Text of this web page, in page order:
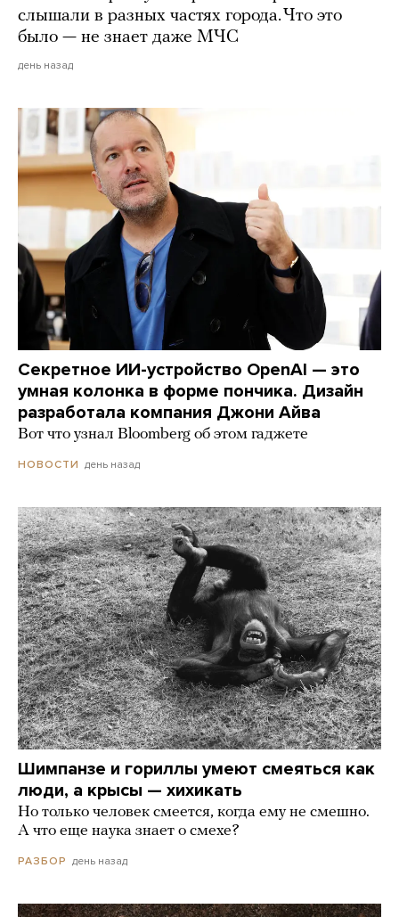
слышали в разных частях города. Что это
было — не знает даже МЧС
день назад
Секретное ИИ-устройство OpenAI — это
умная колонка в форме пончика. Дизайн
разработала компания Джони Айва
Вот что узнал Bloomberg об этом гаджете
НОВОСТИ день назад
Шимпанзе и гориллы умеют смеяться как
люди, а крысы — хихикать
Но только человек смеется, когда ему не смешно.
А что еще наука знает о смехе?
РАЗБОР день назад